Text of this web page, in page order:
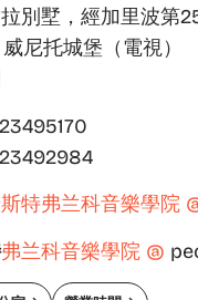
別墅，經加里波第
尼托城堡（電視）
特弗兰科音樂學院
弗兰科音樂學院 @